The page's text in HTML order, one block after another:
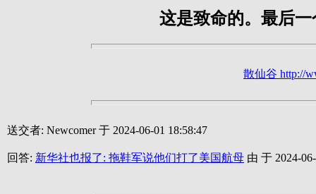
这是致命的。最后
散仙谷 http://
送交者: Newcomer 于 2024-06-01 18:58:47
回答: 新华社也报了: 拖鞋军说他们打了美国航母 由 于 2024-